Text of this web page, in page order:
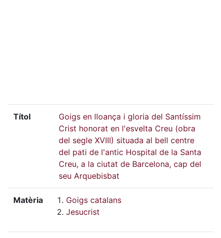
Títol
Goigs en lloança i gloria del Santíssim
Crist honorat en l'esvelta Creu (obra
del segle XVIII) situada al bell centre
del pati de l'antic Hospital de la Santa
Creu, a la ciutat de Barcelona, cap del
seu Arquebisbat
Matèria
Goigs catalans
Jesucrist